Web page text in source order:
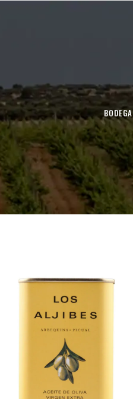
BODEGA